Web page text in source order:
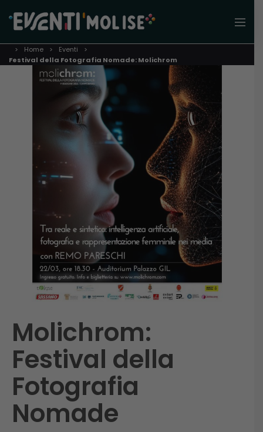
Home
Eventi
Festival della Fotografia Nomade: Molichrom
Molichrom:
Festival della
Fotografia
Nomade